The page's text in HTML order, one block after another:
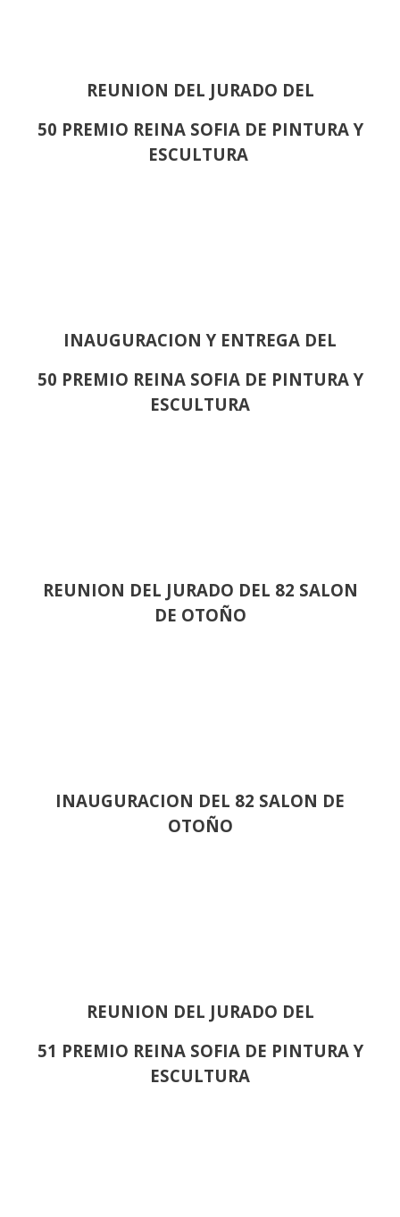
REUNION DEL JURADO DEL
50 PREMIO REINA SOFIA DE PINTURA Y
ESCULTURA
INAUGURACION Y ENTREGA DEL
50 PREMIO REINA SOFIA DE PINTURA Y
ESCULTURA
REUNION DEL JURADO DEL 82 SALON
DE OTOÑO
INAUGURACION DEL 82 SALON DE
OTOÑO
REUNION DEL JURADO DEL
51 PREMIO REINA SOFIA DE PINTURA Y
ESCULTURA